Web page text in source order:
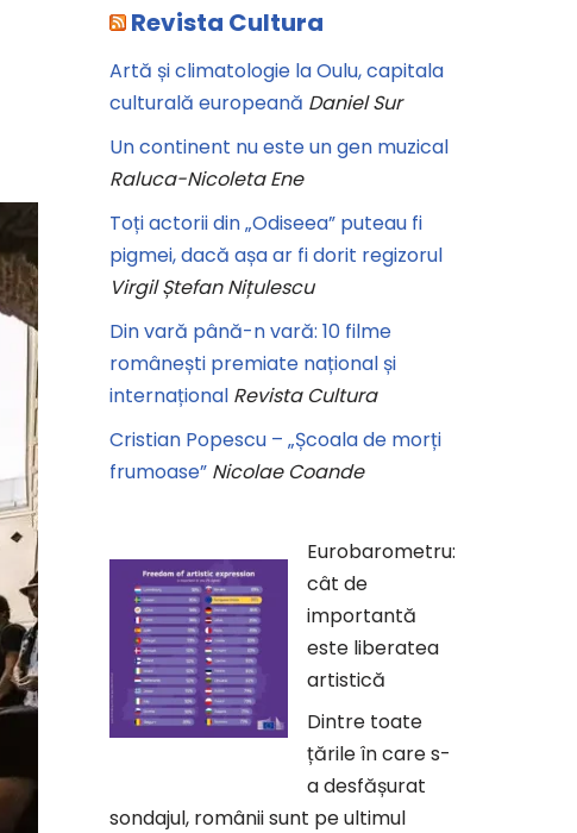
Revista Cultura
Artă și climatologie la Oulu, capitala
culturală europeană Daniel Sur
Un continent nu este un gen muzical
Raluca-Nicoleta Ene
Toți actorii din „Odiseea” puteau fi
pigmei, dacă așa ar fi dorit regizorul
Virgil Ștefan Nițulescu
Din vară până-n vară: 10 filme
românești premiate național și
internațional Revista Cultura
Cristian Popescu – „Școala de morți
frumoase” Nicolae Coande
Eurobarometru:
cât de
importantă
este liberatea
artistică
Dintre toate
țările în care s-
a desfășurat
sondajul, românii sunt pe ultimul